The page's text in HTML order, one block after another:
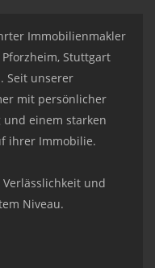
Immobilienmakler
Stuttgart
Seit unserer
mit persönlicher
einem starken
ihrer Immobilie.
und
Niveau.